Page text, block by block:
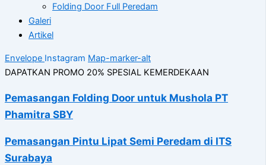
Folding Door Full Peredam
Galeri
Artikel
Envelope Instagram Map-marker-alt
DAPATKAN PROMO 20% SPESIAL KEMERDEKAAN
Pemasangan Folding Door untuk Mushola PT
Phamitra SBY
Pemasangan Pintu Lipat Semi Peredam di ITS
Surabaya